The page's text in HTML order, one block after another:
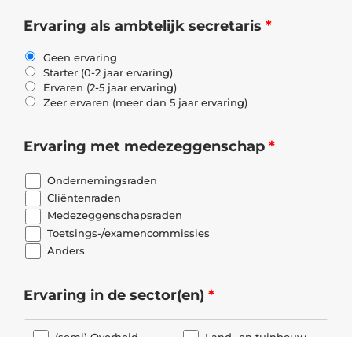
Ervaring als ambtelijk secretaris *
Geen ervaring
Starter (0-2 jaar ervaring)
Ervaren (2-5 jaar ervaring)
Zeer ervaren (meer dan 5 jaar ervaring)
Ervaring met medezeggenschap *
Ondernemingsraden
Cliëntenraden
Medezeggenschapsraden
Toetsings-/examencommissies
Anders
Ervaring in de sector(en) *